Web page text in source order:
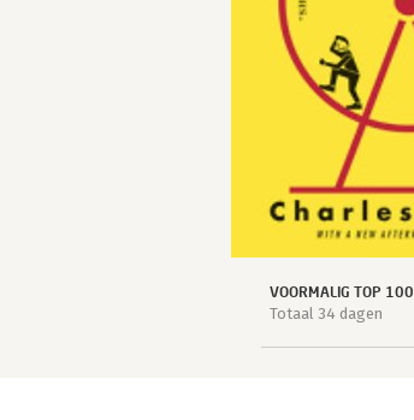
VOORMALIG TOP 100
Totaal 34 dagen